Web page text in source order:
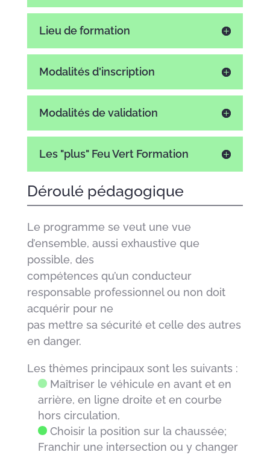
Lieu de formation
Modalités d'inscription
Modalités de validation
Les "plus" Feu Vert Formation
Déroulé pédagogique
Le programme se veut une vue
d’ensemble, aussi exhaustive que
possible, des
compétences qu’un conducteur
responsable professionnel ou non doit
acquérir pour ne
pas mettre sa sécurité et celle des autres
en danger.
Les thèmes principaux sont les suivants :
Maîtriser le véhicule en avant et en
arrière, en ligne droite et en courbe
hors circulation,
Choisir la position sur la chaussée;
Franchir une intersection ou y changer